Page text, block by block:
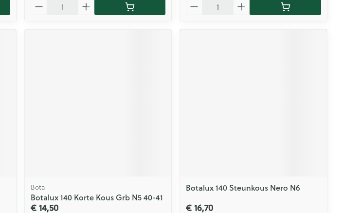
Bota
Botalux 140 Korte Kous Grb N5 40-41
€ 14,50
Botalux 140 Steunkous Nero N6
€ 16,70